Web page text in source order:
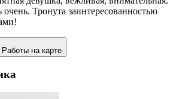
очень. Тронута заинтересованностью
Работы на карте